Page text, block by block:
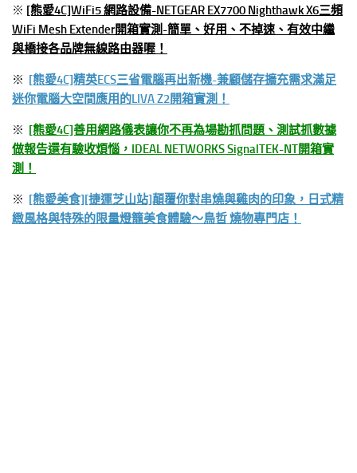
※ [熊愛4C]WiFi5 網路設備-NETGEAR EX7700 Nighthawk X6三頻
WiFi Mesh Extender開箱實測-簡單、好用、不掉速、有效中繼
與橋接各品牌無線路由器喔！
※ [熊愛4C]精英ECS三省電腦再出新機-兼顧儲存擴充需求滿足
迷你電腦大空間應用的LIVA Z2開箱實測！
※ [熊愛4C]善用網路儀表讓你不再為場勘抓問題、測試抓數據
做報告還有驗收煩惱，IDEAL NETWORKS SignalTEK-NT開箱實
測！
※ [熊愛美食][捷運芝山站]顛覆你對串燒與雞肉的印象，日式精
緻風格與特殊的限量燈籠美食體驗～鳥哲 燒物專門店！